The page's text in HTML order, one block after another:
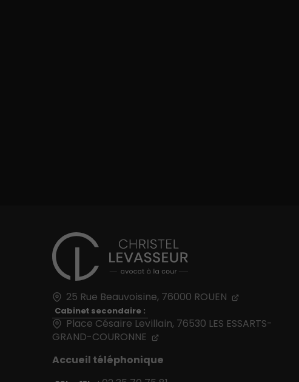
25 Rue Beauvoisine, 76000 ROUEN
Cabinet secondaire :
Place Césaire Levillain, 76530 LES ESSARTS-
GRAND-COURONNE
Accueil téléphonique